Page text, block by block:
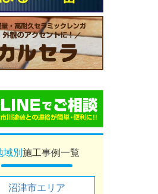
域別 施工事例一覧
沼津市エリア